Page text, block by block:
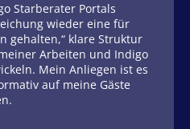
Starberater Portals
wieder eine für
gehalten,“ klare Struktur
Arbeiten und Indigo
Mein Anliegen ist es
auf meine Gäste